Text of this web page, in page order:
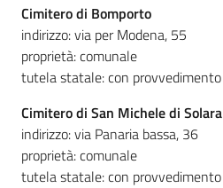
Cimitero di Bomporto
indirizzo: via per Modena, 55
proprietà: comunale
tutela statale: con provvedimento
Cimitero di San Michele di Solara
indirizzo: via Panaria bassa, 36
proprietà: comunale
tutela statale: con provvedimento